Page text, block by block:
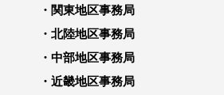
関東地区事務局
北陸地区事務局
中部地区事務局
近畿地区事務局